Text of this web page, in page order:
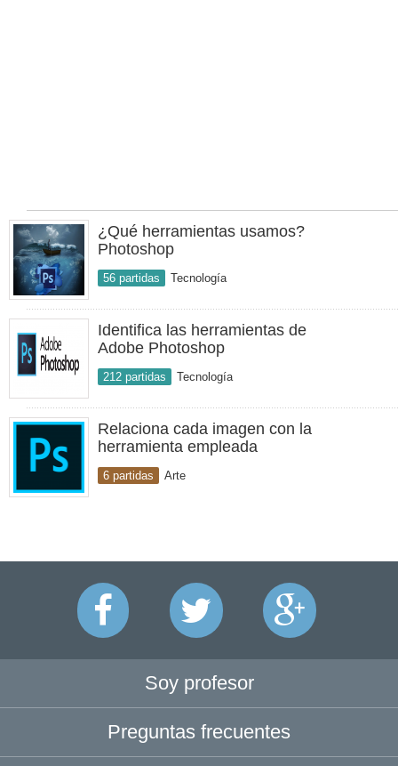
¿Qué herramientas usamos?
Photoshop
56 partidas Tecnología
Identifica las herramientas de
Adobe Photoshop
212 partidas Tecnología
Relaciona cada imagen con la
herramienta empleada
6 partidas Arte
Soy profesor
Preguntas frecuentes